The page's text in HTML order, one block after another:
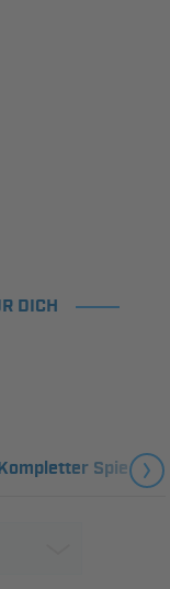
DICH
Spielplan